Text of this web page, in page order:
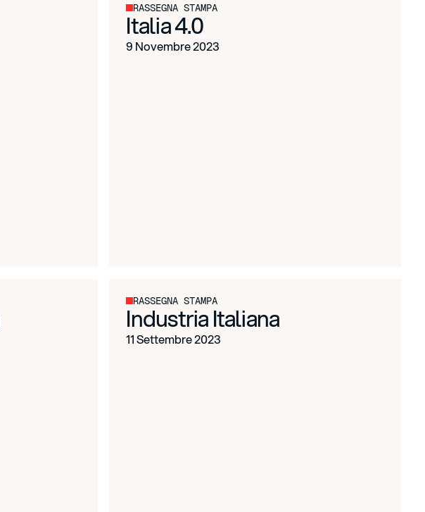
RASSEGNA STAMPA
Italia 4.0
9 Novembre 2023
RASSEGNA STAMPA
Industria Italiana
11 Settembre 2023